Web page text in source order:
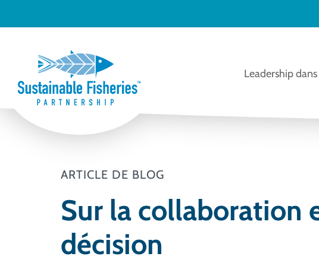
Leadership
ARTICLE DE BLOG
Sur la collaboration
décision